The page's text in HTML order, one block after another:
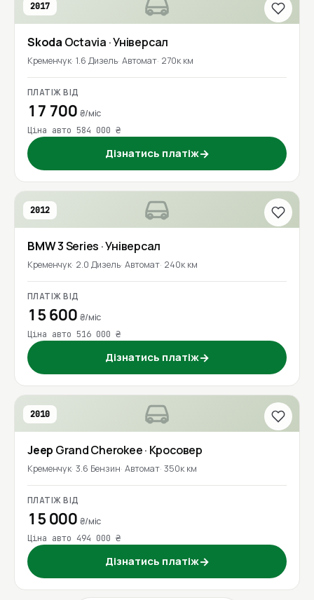
2017
Skoda Octavia · Універсал
Кременчук 1.6 Дизель Автомат 270к км
ПЛАТІЖ ВІД
17 700 ₴/міс
Ціна авто 584 000 ₴
Дізнатись платіж→
2012
BMW3 Series · Універсал
Кременчук 2.0 Дизель Автомат 240к км
ПЛАТІЖ ВІД
15 600 ₴/міс
Ціна авто 516 000 ₴
Дізнатись платіж→
2010
Jeep Grand Cherokee· Кросовер
Кременчук 3.6 Бензин Автомат 350к км
ПЛАТІЖ ВІД
15 000 ₴/міс
Ціна авто 494 000 ₴
Дізнатись платіж→